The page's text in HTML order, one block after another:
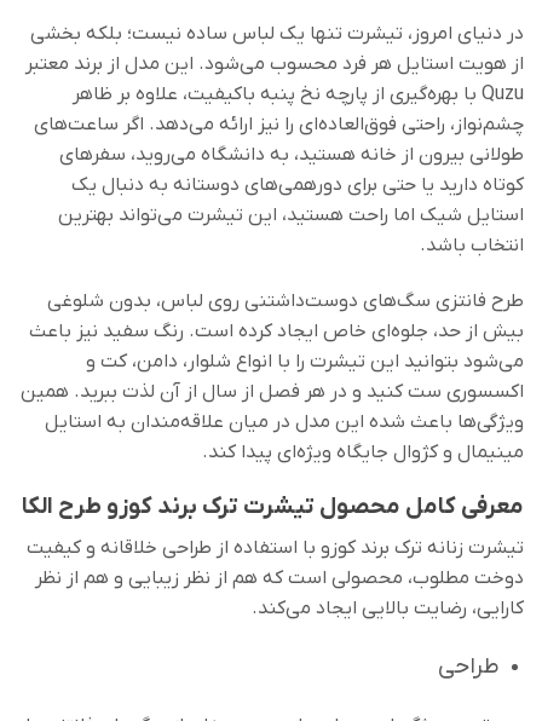
در دنیای امروز، تیشرت تنها یک لباس ساده نیست؛ بلکه بخشی
از هویت استایل هر فرد محسوب می‌شود. این مدل از برند معتبر
Quzu با بهره‌گیری از پارچه نخ پنبه باکیفیت، علاوه بر ظاهر
چشم‌نواز، راحتی فوق‌العاده‌ای را نیز ارائه می‌دهد. اگر ساعت‌های
طولانی بیرون از خانه هستید، به دانشگاه می‌روید، سفرهای
کوتاه دارید یا حتی برای دورهمی‌های دوستانه به دنبال یک
استایل شیک اما راحت هستید، این تیشرت می‌تواند بهترین
انتخاب باشد.
طرح فانتزی سگ‌های دوست‌داشتنی روی لباس، بدون شلوغی
بیش از حد، جلوه‌ای خاص ایجاد کرده است. رنگ سفید نیز باعث
می‌شود بتوانید این تیشرت را با انواع شلوار، دامن، کت و
اکسسوری ست کنید و در هر فصل از سال از آن لذت ببرید. همین
ویژگی‌ها باعث شده این مدل در میان علاقه‌مندان به استایل
مینیمال و کژوال جایگاه ویژه‌ای پیدا کند.
معرفی کامل محصول تیشرت ترک برند کوزو طرح الکا
تیشرت زنانه ترک برند کوزو با استفاده از طراحی خلاقانه و کیفیت
دوخت مطلوب، محصولی است که هم از نظر زیبایی و هم از نظر
کارایی، رضایت بالایی ایجاد می‌کند.
طراحی